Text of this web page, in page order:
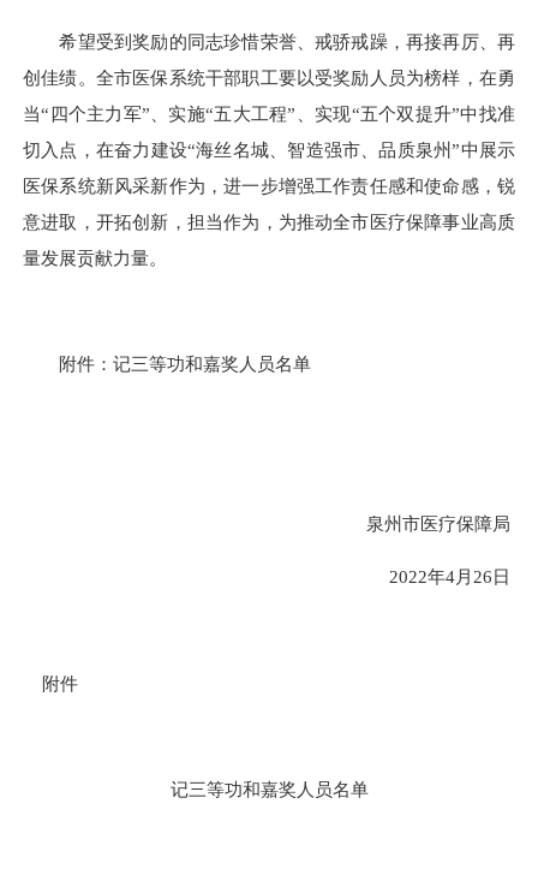
希望受到奖励的同志珍惜荣誉、戒骄戒躁，再接再厉、再
创佳绩。全市医保系统干部职工要以受奖励人员为榜样，在勇
当“四个主力军”、实施“五大工程”、实现“五个双提升”中找准
切入点，在奋力建设“海丝名城、智造强市、品质泉州”中展示
医保系统新风采新作为，进一步增强工作责任感和使命感， 锐
意进取，开拓创新，担当作为，为推动全市医疗保障事业高质
量发展贡献力量。
附件： 记三等功和嘉奖人员名单
泉州市医疗保障局
2022年4月26日
附件
记三等功和嘉奖人员名单